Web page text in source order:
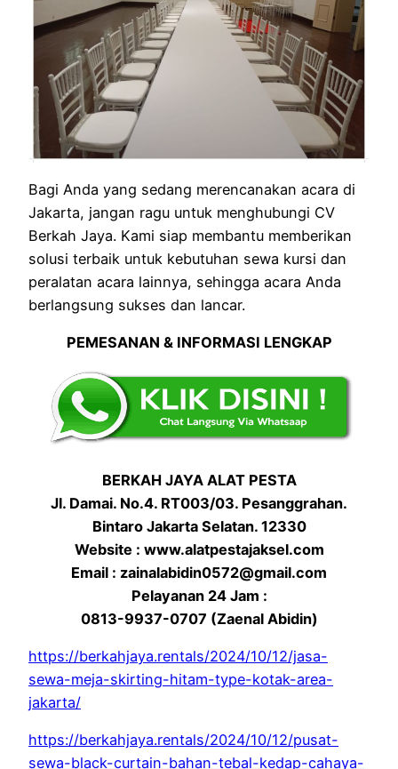
Bagi Anda yang sedang merencanakan acara di
Jakarta, jangan ragu untuk menghubungi CV
Berkah Jaya. Kami siap membantu memberikan
solusi terbaik untuk kebutuhan sewa kursi dan
peralatan acara lainnya, sehingga acara Anda
berlangsung sukses dan lancar.
PEMESANAN & INFORMASI LENGKAP
BERKAH JAYA ALAT PESTA
Jl. Damai. No.4. RT003/03. Pesanggrahan.
Bintaro Jakarta Selatan. 12330
Website : www.alatpestajaksel.com
Email : zainalabidin0572@gmail.com
Pelayanan 24 Jam :
0813-9937-0707 (Zaenal Abidin)
https://berkahjaya.rentals/2024/10/12/jasa-
sewa-meja-skirting-hitam-type-kotak-area-
jakarta/
https://berkahjaya.rentals/2024/10/12/pusat-
sewa-black-curtain-bahan-tebal-kedap-cahaya-